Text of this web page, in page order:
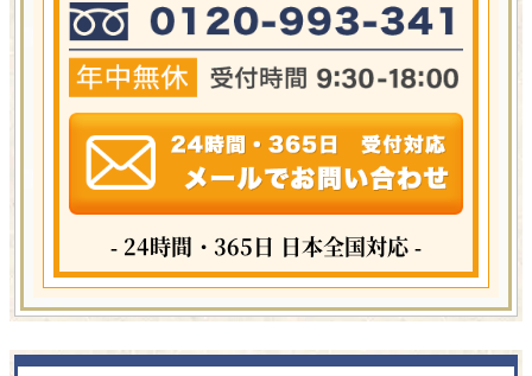
- 24時間・365日 日本全国対応 -